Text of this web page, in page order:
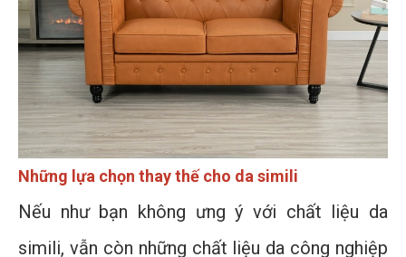
Những lựa chọn thay thế cho da simili
Nếu như bạn không ưng ý với chất liệu da
simili, vẫn còn những chất liệu da công nghiệp